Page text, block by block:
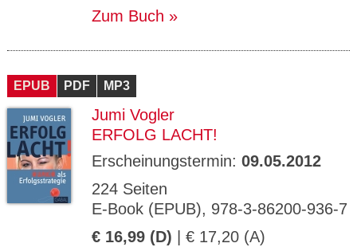
Zum Buch
EPUB PDF MP3
Jumi Vogler
ERFOLG LACHT!
Erscheinungstermin: 09.05.2012
224 Seiten
E-Book (EPUB), 978-3-86200-936-7
€ 16,99 (D) | € 17,20 (A)